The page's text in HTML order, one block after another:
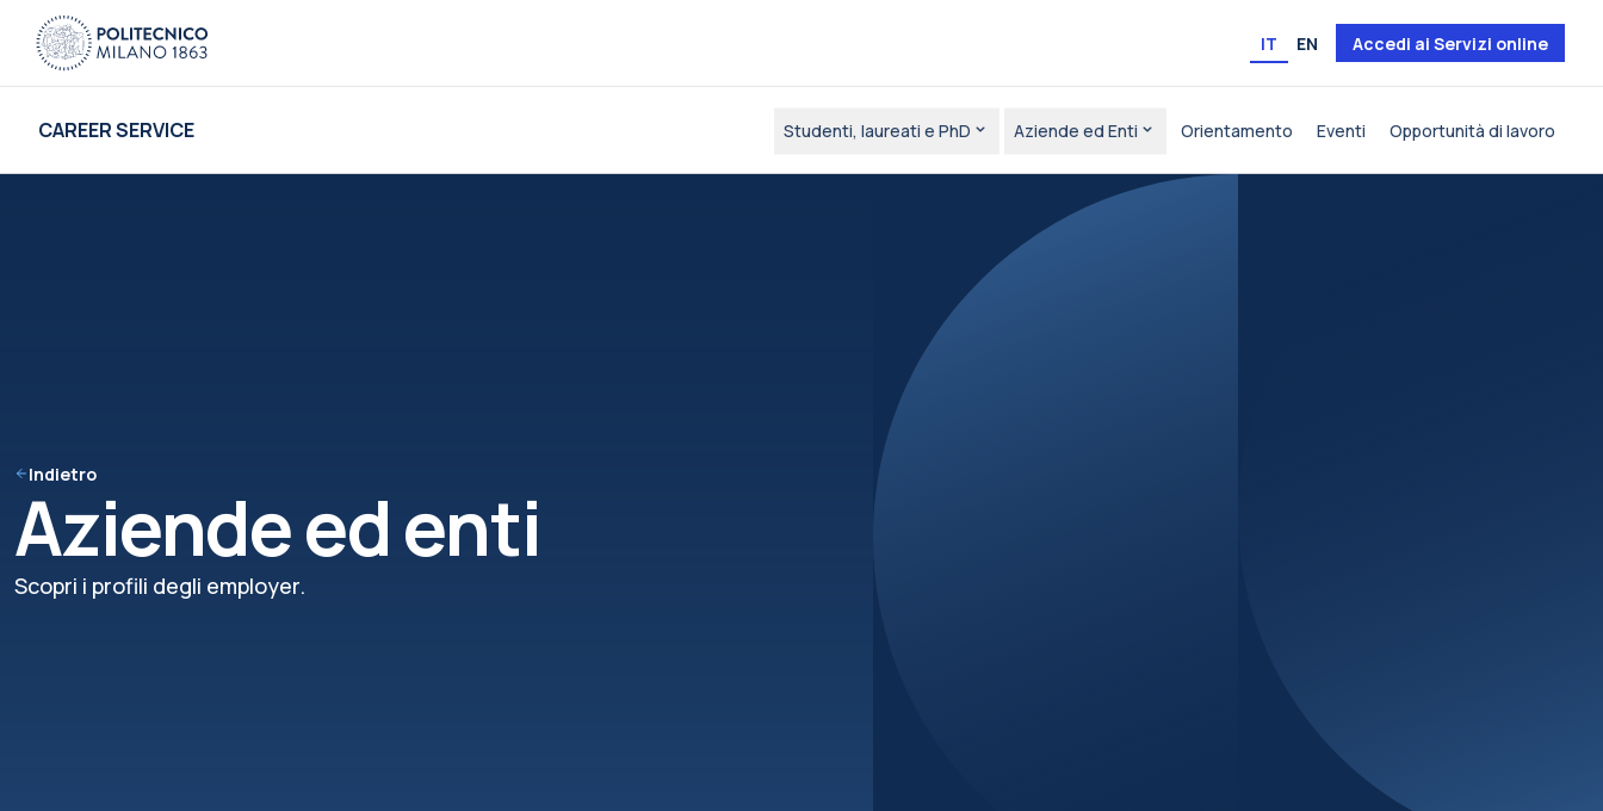
IT EN Accedi ai Servizi online
CAREER SERVICE Studenti, laureati e PhD Aziende ed Enti Orientamento Eventi Opportunità di lavoro
Indietro
Aziende ed enti
Scopri i profili degli employer.